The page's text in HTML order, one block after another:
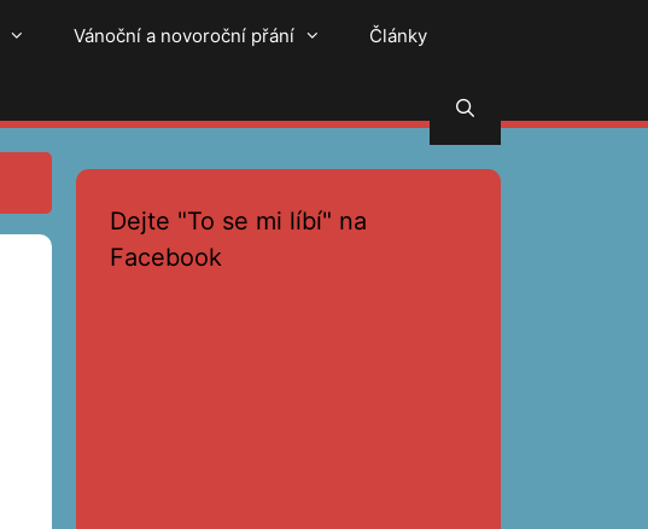
Vánoční a novoroční přání Články
Dejte "To se mi líbí" na
Facebook